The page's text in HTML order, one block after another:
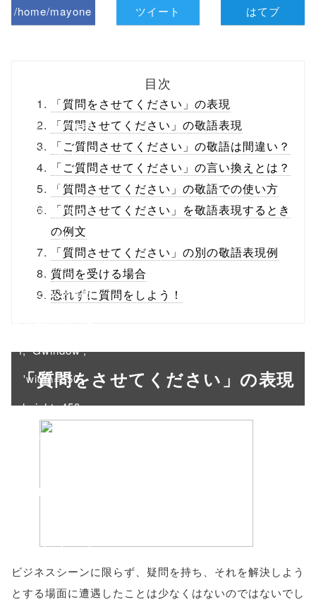
/home/mayone
ml/wp-
content/themes
/tapbiz_theme/
parts/sns-
buttons.php on
line10
/1040407"
onclick="windo
f, 'Gwindow',
'width=550,
height=450,
menubar=no,
scrollbars=yes'
false;"> シェア
ツイート はてブ
目次
「質問をさせてください」の表現
「質問させてください」の敬語表現
「ご質問させてください」の敬語は間違い？
「ご質問させてください」の言い換えとは？
「質問させてください」の敬語での使い方
「質問させてください」を敬語表現するとき
の例文
「質問させてください」の別の敬語表現例
質問を受ける場合
恐れずに質問をしよう！
「質問をさせてください」の表現
ビジネスシーンに限らず、疑問を持ち、それを解決しよう
とする場面に遭遇したことは少なくはないのではないでし